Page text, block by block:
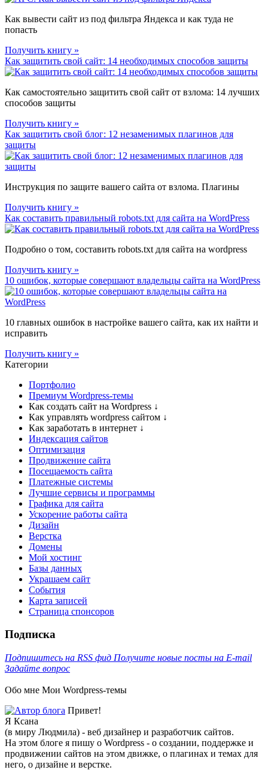
Как вывести сайт из под фильтра Яндекса и как туда не
попасть
Получить книгу »
Как защитить свой сайт: 14 необходимых способов защиты
Как самостоятельно защитить свой сайт от взлома: 14 лучших
способов защиты
Получить книгу »
Как защитить свой блог: 12 незаменимых плагинов для
защиты
Инструкция по защите вашего сайта от взлома. Плагины
Получить книгу »
Как составить правильный robots.txt для сайта на WordPress
Подробно о том, составить robots.txt для сайта на wordpress
Получить книгу »
10 ошибок, которые совершают владельцы сайта на WordPress
10 главных ошибок в настройке вашего сайта, как их найти и
исправить
Получить книгу »
Категории
Портфолио
Премиум Wordpress-темы
Как создать сайт на Wordpress ↓
Как управлять wordpress сайтом ↓
Как заработать в интернет ↓
Индексация сайтов
Оптимизация
Продвижение сайта
Посещаемость сайта
Платежные системы
Лучшие сервисы и программы
Графика для сайта
Ускорение работы сайта
Дизайн
Верстка
Домены
Мой хостинг
Базы данных
Украшаем сайт
События
Карта записей
Cтраница спонсоров
Подписка
Подпишитесь на RSS фид Получите новые посты на E-mail
Задайте вопрос
Обо мне Мои Wordpress-темы
Привет!
Я Ксана
(в миру Людмила) - веб дизайнер и разработчик сайтов.
На этом блоге я пишу о Wordpress - о создании, поддержке и
продвижении сайтов на этом движке, о плагинах и темах для
него, о дизайне и верстке.